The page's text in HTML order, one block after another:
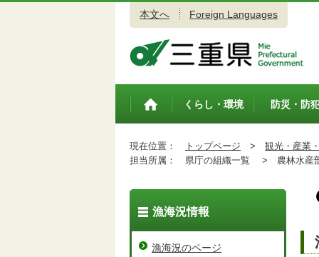
本文へ Foreign Languages
トップペ
くらし・環境 防災・防
現在位置： トップページ >
観光・産業
担当所属：
県庁の組織一覧 > 農林水
漁海況情報
漁海況のページ